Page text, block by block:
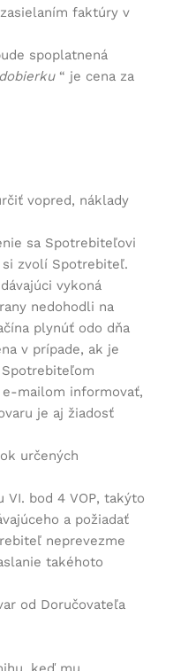
faktúry v
spoplatnená
“ je cena za
vopred, náklady
sa Spotrebiteľovi
si zvolí Spotrebiteľ.
vykoná
nedohodli na
plynúť odo dňa
v prípade, ak je
e-mailom informovať,
je aj žiadosť
určených
bod 4 VOP, takýto
a požiadať
neprevezme
takéhoto
od Doručovateľa